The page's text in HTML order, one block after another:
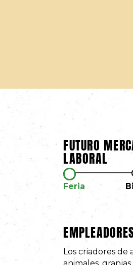
FUTURO
LABORAL
Feria
Los criadores de
animales,